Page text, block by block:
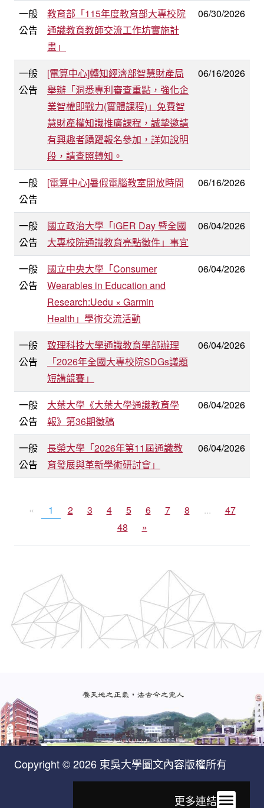
一般
公告
教育部「115年度教育部大專校院
通識教育教師交流工作坊實施計
畫」
06/30/2026
一般
公告
[電算中心]轉知經濟部智慧財產局
舉辦「洞悉專利審查重點，強化企
業智權即戰力(實體課程)」免費智
慧財產權知識推廣課程，誠摯邀請
有興趣者踴躍報名參加，詳如說明
段，請查照轉知。
06/16/2026
一般
公告
[電算中心]暑假電腦教室開放時間 06/16/2026
一般
公告
國立政治大學「iGER Day 暨全國
大專校院通識教育亮點徵件」事宜
06/04/2026
一般
公告
國立中央大學「Consumer
Wearables in Education and
Research:Uedu × Garmin
Health」學術交流活動
06/04/2026
一般
公告
致理科技大學通識教育學部辦理
「2026年全國大專校院SDGs議題
短講競賽」
06/04/2026
一般
公告
大葉大學《大葉大學通識教育學
報》第36期徵稿
06/04/2026
一般
公告
長榮大學「2026年第11屆通識教
育發展與革新學術研討會」
06/04/2026
« 1 2 3 4 5 6 7 8 ...
47
48
»
Copyright © 2026 東吳大學圖文內容版權所有
更多連結